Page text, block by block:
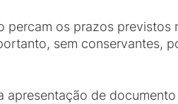
percam os prazos
sem conservantes,
de